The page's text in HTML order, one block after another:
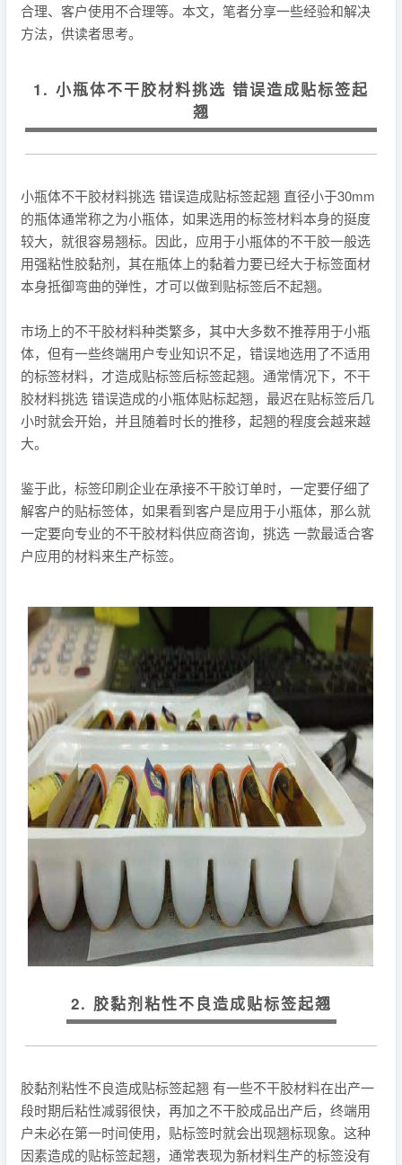
合理、客户使用不合理等。本文，笔者分享一些经验和解决
方法，供读者思考。
1. 小瓶体不干胶材料挑选 错误造成贴标签起
翘
小瓶体不干胶材料挑选 错误造成贴标签起翘 直径小于30mm
的瓶体通常称之为小瓶体，如果选用的标签材料本身的挺度
较大，就很容易翘标。因此，应用于小瓶体的不干胶一般选
用强粘性胶黏剂，其在瓶体上的黏着力要已经大于标签面材
本身抵御弯曲的弹性，才可以做到贴标签后不起翘。
市场上的不干胶材料种类繁多，其中大多数不推荐用于小瓶
体，但有一些终端用户专业知识不足，错误地选用了不适用
的标签材料，才造成贴标签后标签起翘。通常情况下，不干
胶材料挑选 错误造成的小瓶体贴标起翘，最迟在贴标签后几
小时就会开始，并且随着时长的推移，起翘的程度会越来越
大。
鉴于此，标签印刷企业在承接不干胶订单时，一定要仔细了
解客户的贴标签体，如果看到客户是应用于小瓶体，那么就
一定要向专业的不干胶材料供应商咨询，挑选 一款最适合客
户应用的材料来生产标签。
2. 胶黏剂粘性不良造成贴标签起翘
胶黏剂粘性不良造成贴标签起翘 有一些不干胶材料在出产一
段时期后粘性减弱很快，再加之不干胶成品出产后，终端用
户未必在第一时间使用，贴标签时就会出现翘标现象。这种
因素造成的贴标签起翘，通常表现为新材料生产的标签没有